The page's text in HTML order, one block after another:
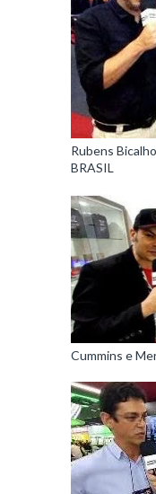
Rubens
BRASIL
Cummins e